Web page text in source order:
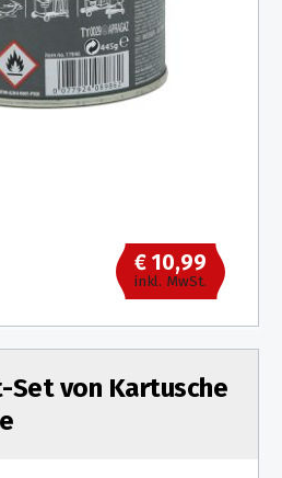
€ 10,99
inkl. MwSt.
Set von Kartusche